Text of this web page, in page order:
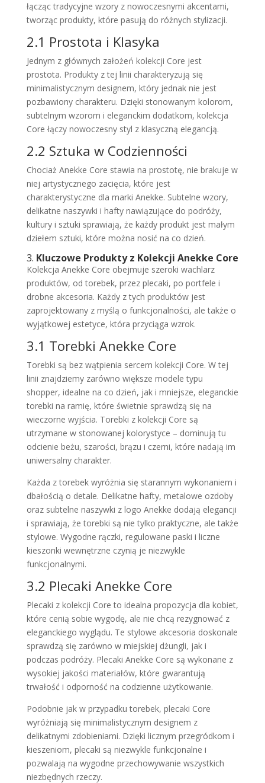
łącząc tradycyjne wzory z nowoczesnymi akcentami,
tworząc produkty, które pasują do różnych stylizacji.
2.1 Prostota i Klasyka
Jednym z głównych założeń kolekcji Core jest
prostota. Produkty z tej linii charakteryzują się
minimalistycznym designem, który jednak nie jest
pozbawiony charakteru. Dzięki stonowanym kolorom,
subtelnym wzorom i eleganckim dodatkom, kolekcja
Core łączy nowoczesny styl z klasyczną elegancją.
2.2 Sztuka w Codzienności
Chociaż Anekke Core stawia na prostotę, nie brakuje w
niej artystycznego zacięcia, które jest
charakterystyczne dla marki Anekke. Subtelne wzory,
delikatne naszywki i hafty nawiązujące do podróży,
kultury i sztuki sprawiają, że każdy produkt jest małym
dziełem sztuki, które można nosić na co dzień.
3. Kluczowe Produkty z Kolekcji Anekke Core
Kolekcja Anekke Core obejmuje szeroki wachlarz
produktów, od torebek, przez plecaki, po portfele i
drobne akcesoria. Każdy z tych produktów jest
zaprojektowany z myślą o funkcjonalności, ale także o
wyjątkowej estetyce, która przyciąga wzrok.
3.1 Torebki Anekke Core
Torebki są bez wątpienia sercem kolekcji Core. W tej
linii znajdziemy zarówno większe modele typu
shopper, idealne na co dzień, jak i mniejsze, eleganckie
torebki na ramię, które świetnie sprawdzą się na
wieczorne wyjścia. Torebki z kolekcji Core są
utrzymane w stonowanej kolorystyce – dominują tu
odcienie beżu, szarości, brązu i czerni, które nadają im
uniwersalny charakter.
Każda z torebek wyróżnia się starannym wykonaniem i
dbałością o detale. Delikatne hafty, metalowe ozdoby
oraz subtelne naszywki z logo Anekke dodają elegancji
i sprawiają, że torebki są nie tylko praktyczne, ale także
stylowe. Wygodne rączki, regulowane paski i liczne
kieszonki wewnętrzne czynią je niezwykle
funkcjonalnymi.
3.2 Plecaki Anekke Core
Plecaki z kolekcji Core to idealna propozycja dla kobiet,
które cenią sobie wygodę, ale nie chcą rezygnować z
eleganckiego wyglądu. Te stylowe akcesoria doskonale
sprawdzą się zarówno w miejskiej dżungli, jak i
podczas podróży. Plecaki Anekke Core są wykonane z
wysokiej jakości materiałów, które gwarantują
trwałość i odporność na codzienne użytkowanie.
Podobnie jak w przypadku torebek, plecaki Core
wyróżniają się minimalistycznym designem z
delikatnymi zdobieniami. Dzięki licznym przegródkom i
kieszeniom, plecaki są niezwykle funkcjonalne i
pozwalają na wygodne przechowywanie wszystkich
niezbędnych rzeczy.